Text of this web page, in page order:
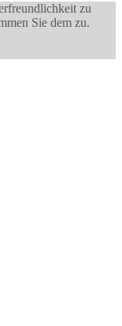
zu
Sie dem zu.